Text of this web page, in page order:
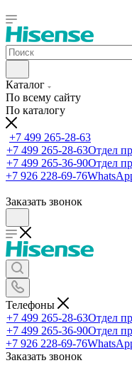
Каталог
По всему сайту
По каталогу
+7 499 265-28-63
+7 499 265-28-63Отдел
+7 499 265-36-90Отдел
+7 926 228-69-76
Заказать звонок
Телефоны
+7 499 265-28-63Отдел
+7 499 265-36-90Отдел
+7 926 228-69-76
Заказать звонок